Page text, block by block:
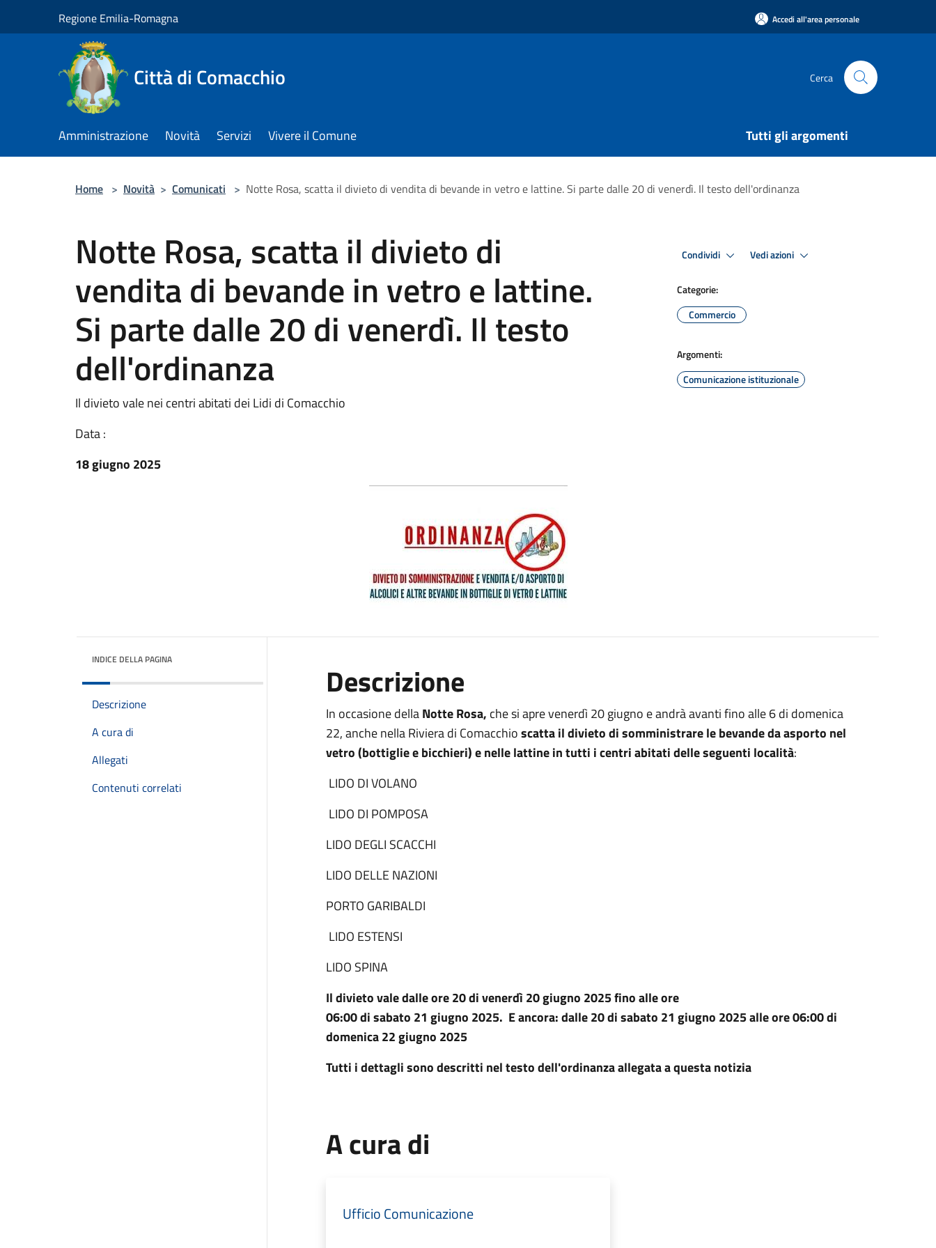
Regione Emilia-Romagna Accedi all'area personale
Città di Comacchio Cerca
Amministrazione Novità Servizi Vivere il Comune Tutti gli argomenti
Home > Novità > Comunicati > Notte Rosa, scatta il divieto di vendita di bevande in vetro e lattine. Si parte dalle 20 di venerdì. Il testo dell'ordinanza
Notte Rosa, scatta il divieto di
vendita di bevande in vetro e lattine.
Si parte dalle 20 di venerdì. Il testo
dell'ordinanza
Il divieto vale nei centri abitati dei Lidi di Comacchio
Data :
18 giugno 2025
Condividi Vedi azioni
Categorie:
Commercio
Argomenti:
Comunicazione istituzionale
INDICE DELLA PAGINA
Descrizione
A cura di
Allegati
Contenuti correlati
Descrizione
In occasione dellaNotte Rosa, che si apre venerdì 20 giugno e andrà avanti fino alle 6 di domenica
22, anche nella Riviera di Comacchioscatta il divieto di somministrare le bevande da asporto nel
vetro (bottiglie e bicchieri) e nelle lattine in tutti i centri abitati delle seguenti località:
LIDO DI VOLANO
LIDO DI POMPOSA
LIDO DEGLI SCACCHI
LIDO DELLE NAZIONI
PORTO GARIBALDI
LIDO ESTENSI
LIDO SPINA
Il divieto vale dalle ore 20 di venerdì 20 giugno 2025 fino alle ore
06:00 di sabato 21 giugno 2025. E ancora: dalle 20 di sabato 21 giugno 2025 alle ore06:00 di
domenica 22 giugno 2025
Tutti i dettagli sono descritti nel testo dell'ordinanza allegata a questa notizia
A cura di
Ufficio Comunicazione